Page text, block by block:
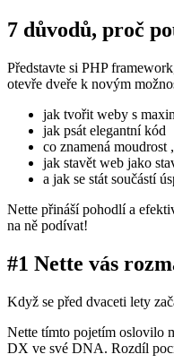
7 důvodů, proč
Představte si PHP
otevře dveře k novým
jak tvořit weby s
jak psát elegantní kód
co znamená moudrost
jak stavět web jako
a jak se stát součástí
Nette přináší pohodlí a
na ně podívat!
#1 Nette vás
Když se před dvaceti lety
Nette tímto pojetím oslovilo
DX ve své DNA. Rozdíl